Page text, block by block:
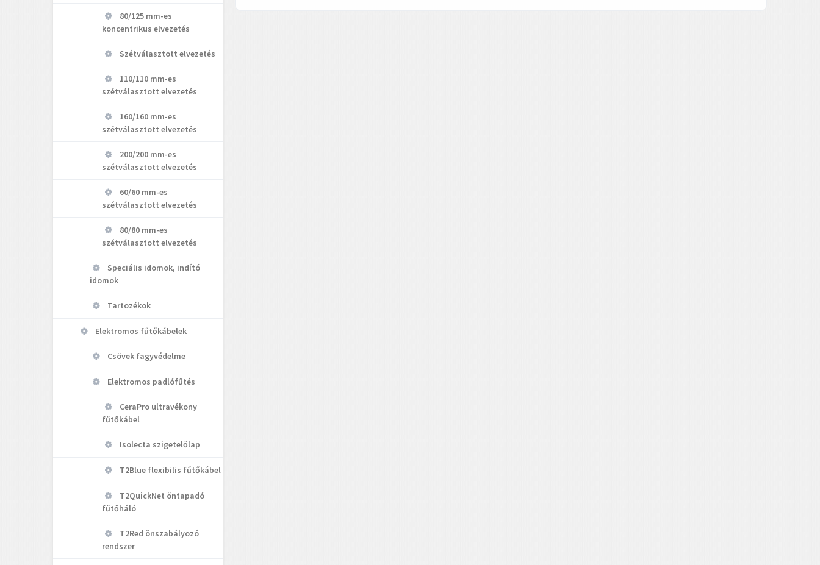
80/125 mm-es
koncentrikus elvezetés
Szétválasztott elvezetés
110/110 mm-es
szétválasztott elvezetés
160/160 mm-es
szétválasztott elvezetés
200/200 mm-es
szétválasztott elvezetés
60/60 mm-es
szétválasztott elvezetés
80/80 mm-es
szétválasztott elvezetés
Speciális idomok, indító
idomok
Tartozékok
Elektromos fűtőkábelek
Csövek fagyvédelme
Elektromos padlófűtés
CeraPro ultravékony
fűtőkábel
Isolecta szigetelőlap
T2Blue flexibilis fűtőkábel
T2QuickNet öntapadó
fűtőháló
T2Red önszabályozó
rendszer